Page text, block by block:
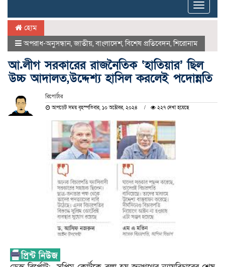
Toggle
হোম
অপরাধ-অনুসন্ধান,জাতীয়,বাংলাদেশ,বিশেষ প্রতিবেদন,শিরোনাম
আ.লীগ সরকারের রাজনৈতিক ‘হাতিয়ার’ ছিল
উচ্চ আদালত,উদ্দেশ্য হাসিল করলেই পদোন্নতি
রিপোর্টার
আপডেট সময় বৃহস্পতিবার, ১০ অক্টোবর, ২০২৪ ২২৭ দেখা হয়েছে